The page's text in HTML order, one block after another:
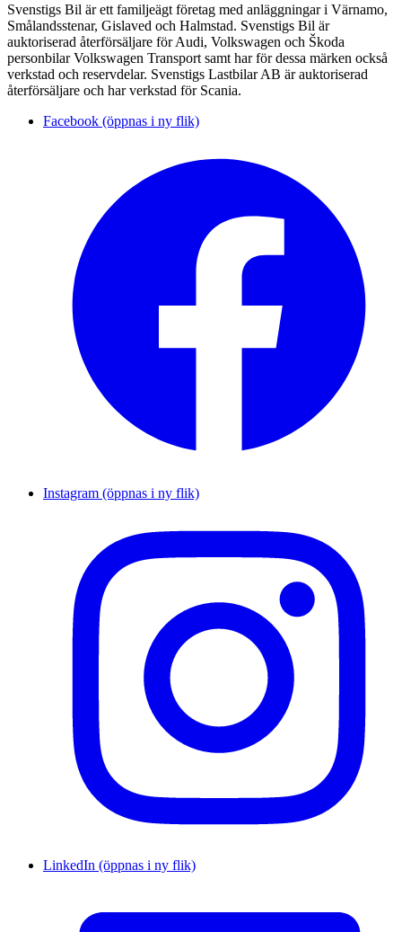
Svenstigs Bil är ett familjeägt företag med anläggningar i Värnamo,
Smålandsstenar, Gislaved och Halmstad. Svenstigs Bil är
auktoriserad återförsäljare för Audi, Volkswagen och Škoda
personbilar Volkswagen Transport samt har för dessa märken också
verkstad och reservdelar. Svenstigs Lastbilar AB är auktoriserad
återförsäljare och har verkstad för Scania.
Facebook (öppnas i ny flik)
Instagram (öppnas i ny flik)
LinkedIn (öppnas i ny flik)